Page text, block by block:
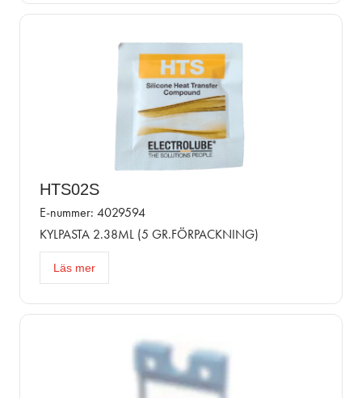
HTS02S
E-nummer: 4029594
KYLPASTA 2.38ML (5 GR.FÖRPACKNING)
Läs mer